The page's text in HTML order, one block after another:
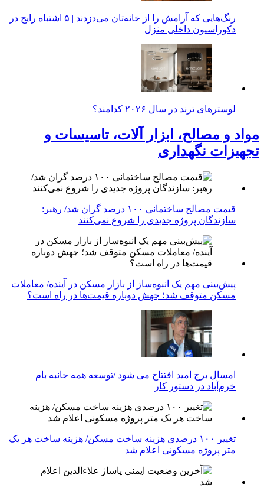
رنگ‌هایی که آرامش را از خانه‌تان می‌دزدند | ۵ اشتباه رایج در
دکوراسیون داخلی منزل
لوسترهای ترند در سال ۲۰۲۶ کدامند؟
مواد و مصالح، ابزار آلات، تاسیسات و
تجهیزات نگهداری
قیمت مصالح ساختمانی ۱۰۰ درصد گران شد/ رهبر:
سازندگان پروژه جدیدی را شروع نمی‌کنند
پیش‌بینی مهم یک انبوه‌ساز از بازار مسکن در آینده/ معاملات
مسکن متوقف شد؛ جهش دوباره قیمت‌ها در راه است؟
امسال برج امید افتتاح می شود /توسعه همه جانبه بام
خرم‌آباد در دستور کار
تغییر ۱۰۰ درصدی هزینه ساخت مسکن/ هزینه ساخت هر یک
متر پروژه مسکونی اعلام شد